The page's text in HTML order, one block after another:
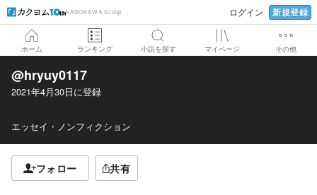
KADOKAWA Group ログイン 新規登録
ホーム ランキング 小説を探す マイページ その他
@hryuy0117
2021年4月30日に登録
エッセイ・ノンフィクション
フォロー 共有